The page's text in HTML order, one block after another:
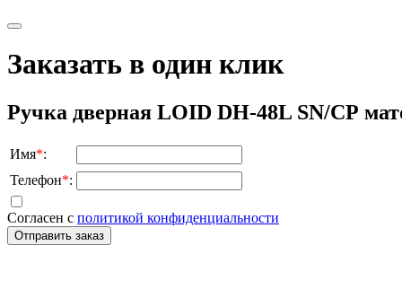
Заказать в один клик
Ручка дверная LOID DH-48L SN/СР
Имя*:
Телефон*:
Согласен с политикой конфиденциальности
Отправить заказ